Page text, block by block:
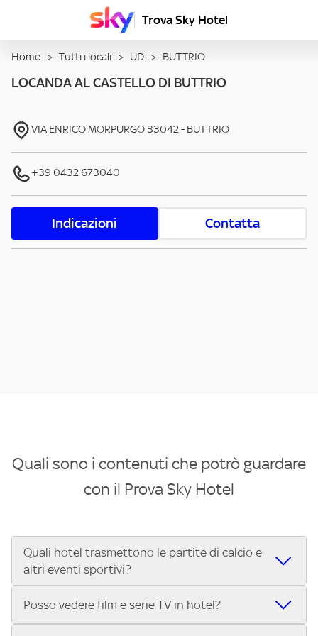
Trova Sky Hotel
Home > Tutti i locali > UD > BUTTRIO
LOCANDA AL CASTELLO DI BUTTRIO
VIA ENRICO MORPURGO33042- BUTTRIO
+39 0432 673040
Indicazioni Contatta
Quali sono i contenuti che potrò guardare
con il Prova Sky Hotel
Quali hotel trasmettono le partite di calcio e
altri eventi sportivi?
Se cerchi un hotel dove poter vedere le partite di Serie A,
Posso vedere film e serie TV in hotel?